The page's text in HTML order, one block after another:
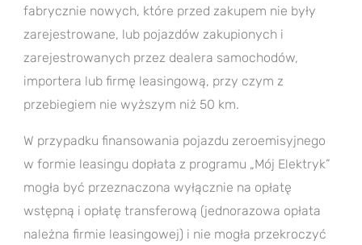
fabrycznie nowych, które przed zakupem nie były
zarejestrowane, lub pojazdów zakupionych i
zarejestrowanych przez dealera samochodów,
importera lub firmę leasingową, przy czym z
przebiegiem nie wyższym niż 50 km.
W przypadku finansowania pojazdu zeroemisyjnego
w formie leasingu dopłata z programu „Mój Elektryk”
mogła być przeznaczona wyłącznie na opłatę
wstępną i opłatę transferową (jednorazowa opłata
należna firmie leasingowej) i nie mogła przekroczyć